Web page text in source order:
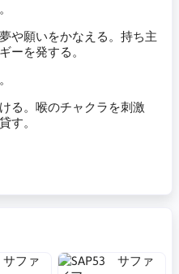
や願いをかなえる。持ち主
ーを発する。
る。喉のチャクラを刺激
す。